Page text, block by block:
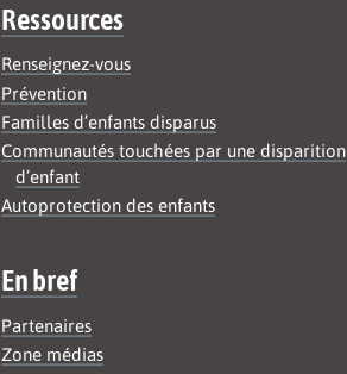
Ressources
Renseignez-vous
Prévention
Familles d’enfants disparus
Communautés touchées par une disparition
d’enfant
Autoprotection des enfants
En bref
Partenaires
Zone médias